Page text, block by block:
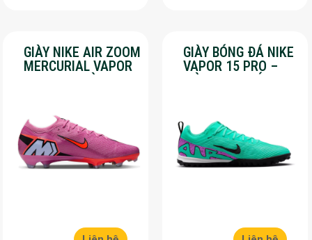
GIÀY NIKE AIR ZOOM
MERCURIAL VAPOR
16 PRO – MÀU
GIÀY BÓNG ĐÁ NIKE
VAPOR 15 PRO –
MÀU XANH LÁ –